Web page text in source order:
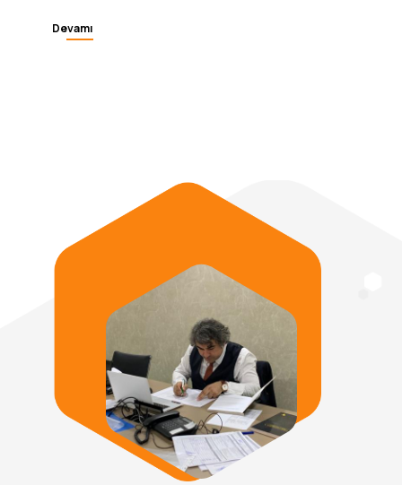
iş sağlığı eğitimleri, yüksekte güvenli çalışma
eğitimleri, tolbox eğitimleri, genel iş sağlığı
Eğitim Süreleri minimum 2 saat ve üzeri olarak
yapılmaktadır.
Devamı